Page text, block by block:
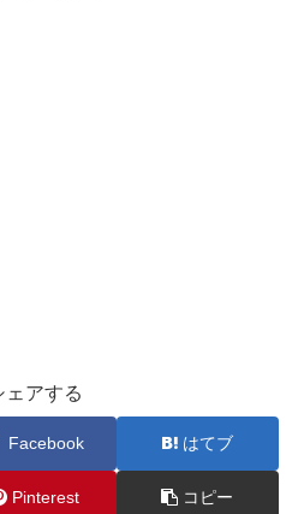
ェアする
Facebook はてブ
Pinterest コピー